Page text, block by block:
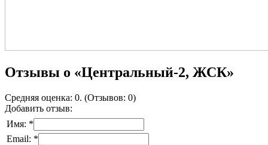
Отзывы о «Центральный-2, ЖСК»
Средняя оценка: 0. (Отзывов: 0)
Добавить отзыв:
Имя: *
Email: *